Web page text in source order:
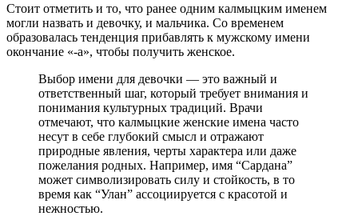
Стоит отметить и то, что ранее одним калмыцким именем
могли назвать и девочку, и мальчика. Со временем
образовалась тенденция прибавлять к мужскому имени
окончание «-а», чтобы получить женское.
Выбор имени для девочки — это важный и
ответственный шаг, который требует внимания и
понимания культурных традиций. Врачи
отмечают, что калмыцкие женские имена часто
несут в себе глубокий смысл и отражают
природные явления, черты характера или даже
пожелания родных. Например, имя “Сардана”
может символизировать силу и стойкость, в то
время как “Улан” ассоциируется с красотой и
нежностью.